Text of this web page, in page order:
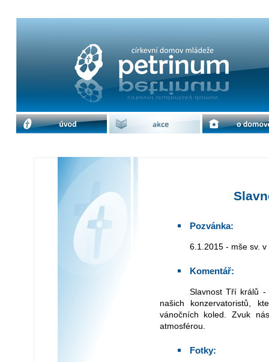
Slavnost zjevení Páně | cdm
Pozvánka:
6.1.2015 - mše sv.
Komentář:
Slavnost Tří králů - Zjevení Páně - zahájilo "tříkrálové troubení"
našich konzervatoristů,
vánočních koled. Zvuk
atmosférou.
Fotky:
úvod akce o domově